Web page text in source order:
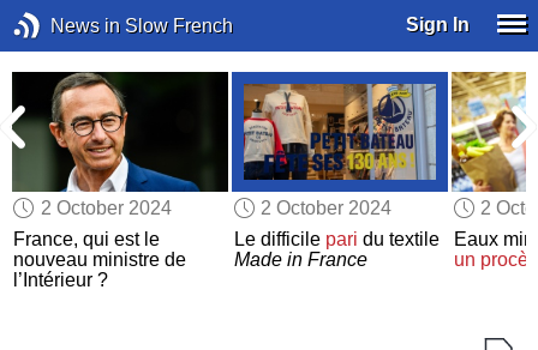
News in Slow French Sign In
2 October 2024
France, qui est le
nouveau ministre de
l’Intérieur ?
2 October 2024
Le difficile pari du textile
Made in France
2
Eaux
un procès